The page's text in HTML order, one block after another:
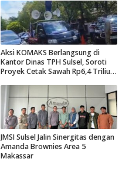
Aksi KOMAKS Berlangsung di
Kantor Dinas TPH Sulsel, Soroti
Proyek Cetak Sawah Rp6,4 Triliun
JMSI Sulsel Jalin Sinergitas dengan
Amanda Brownies Area 5
Makassar